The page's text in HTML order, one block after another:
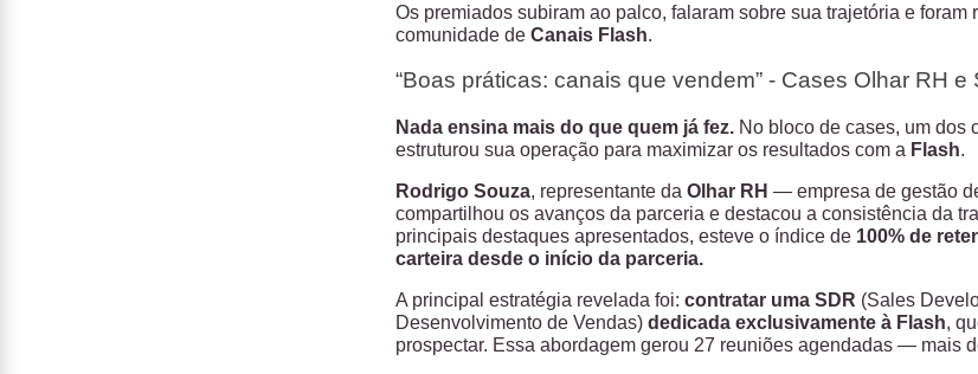
Os premiados subiram ao palco, falaram sobre sua trajetória e
comunidade de Canais Flash.
“Boas práticas: canais que vendem” - Cases Olhar RH e
Nada ensina mais do que quem já fez. No bloco de cases, um dos
estruturou sua operação para maximizar os resultados com a Flash.
Rodrigo Souza, representante da Olhar RH — empresa de gestão
compartilhou os avanços da parceria e destacou a consistência da
principais destaques apresentados, esteve o índice de 100% de
carteira desde o início da parceria.
A principal estratégia revelada foi: contratar uma SDR (Sales
Desenvolvimento de Vendas) dedicada exclusivamente à Flash,
prospectar. Essa abordagem gerou 27 reuniões agendadas — mais